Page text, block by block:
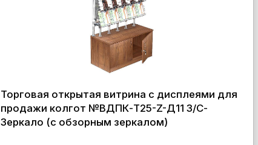
Торговая открытая витрина с дисплеями для
продажи колгот №ВДПК-Т25-Z-Д11 З/С-
Зеркало (с обзорным зеркалом)